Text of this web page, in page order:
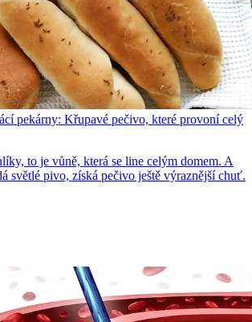
pekárny: Křupavé pečivo, které provoní celý
to je vůně, která se line celým domem. A
světlé pivo, získá pečivo ještě výraznější chuť.